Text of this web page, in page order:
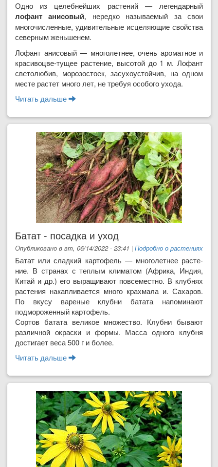
Одно из целебнейших рас­тений — легендарный
лофант анисовый, нередко называе­мый за свои
многочисленные, удивительные исцеляющие свойства
северным жень­шенем.
Лофант анисовый — многолет­нее, очень ароматное и
красивоцве-тущее растение, высотой до 1 м. Ло­фант
светолюбив, морозостоек, за­сухоустойчив, на одном
месте растет много лет, не требуя особого ухода.
Читать дальше
Батат - посадка и уход
Опубликовано в вт, 06/14/2022 - 23:41 | Подробно о растениях
Батат или сладкий карто­фель — много­летнее расте­
ние. В странах с теплым клима­том (Африка, Ин­дия,
Китай и др.) его выращивают повсеместно. В клубнях
растения накапливается много крахмала и. Сахаров.
По вкусу варе­ные клубни батата напо­минают
подмороженный картофель.
Сортов батата великое множество. Клубни бывают
различной окраски и фор­мы. Масса одного клуб­ня
достигает веса 500 г и более.
Читать дальше